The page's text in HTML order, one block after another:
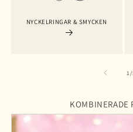
NYCKELRINGAR & SMYCKEN
1/
KOMBINERADE